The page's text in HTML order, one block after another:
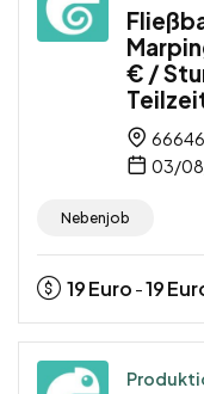
€ /
66646
03/
Nebenjob
19Euro -19